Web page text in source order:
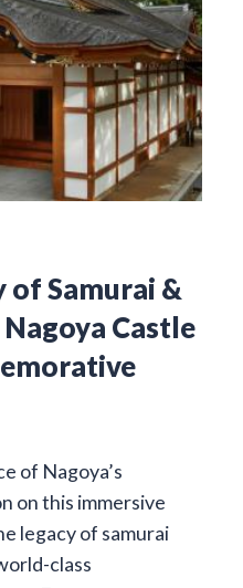
of Samurai &
Castle
of Nagoya’s
on this immersive
legacy of samurai
class